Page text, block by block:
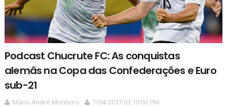
Podcast Chucrute FC: As conquistas
alemãs na Copa das Confederações e Euro
sub-21
Mário André Monteiro
7/04/2017 03:10:00 PM